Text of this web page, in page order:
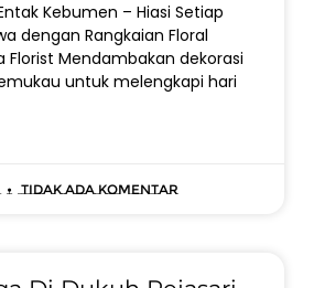
Kebumen – Hiasi Setiap
dengan Rangkaian Floral
Florist Mendambakan dekorasi
untuk melengkapi hari
Tidak ada komentar